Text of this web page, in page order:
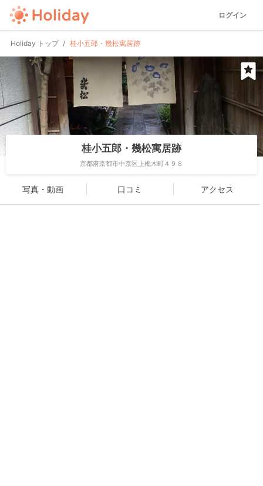
ログイン
Holiday トップ 桂小五郎・幾松寓居跡
桂小五郎・幾松寓居跡
京都府京都市中京区上樵木町４９８
写真・動画 口コミ アクセス